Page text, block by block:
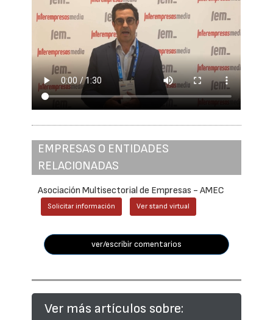
EMPRESAS O ENTIDADES
RELACIONADAS
Asociación Multisectorial de Empresas - AMEC
Solicitar información Ver stand virtual
ver/escribir comentarios
Ver más artículos sobre: